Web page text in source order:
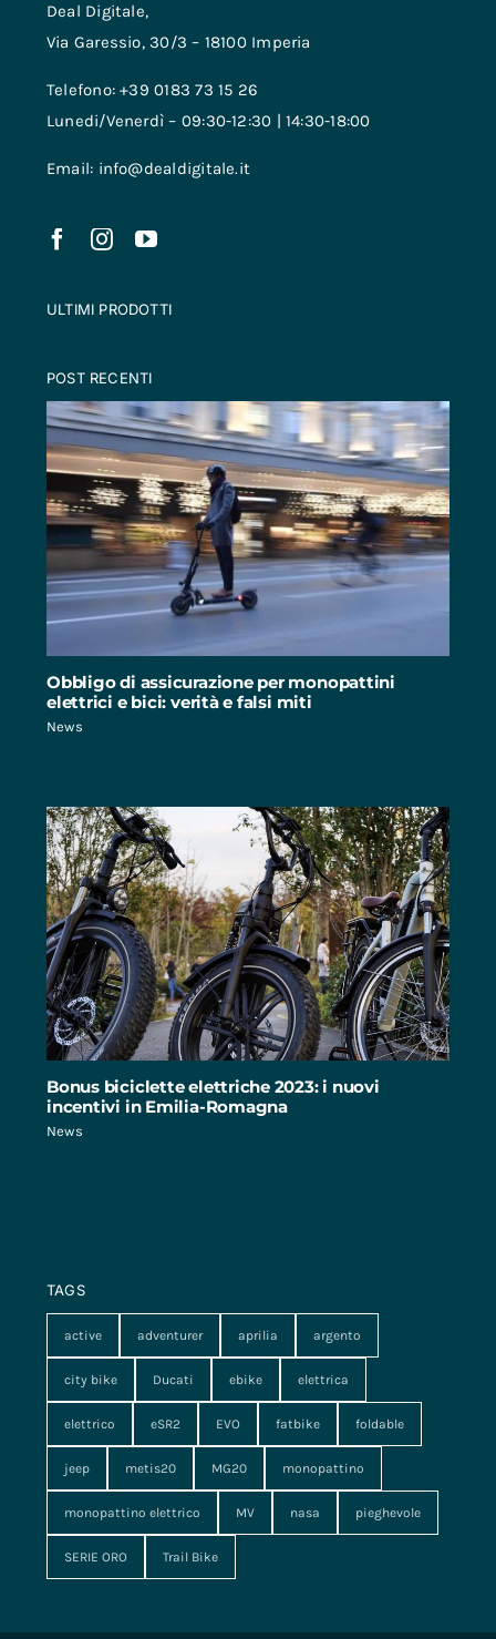
Deal Digitale,
Via Garessio, 30/3 – 18100 Imperia
Telefono: +39 0183 73 15 26
Lunedi/Venerdì – 09:30-12:30 | 14:30-18:00
Email: info@dealdigitale.it
ULTIMI PRODOTTI
POST RECENTI
Obbligo di assicurazione per monopattini
elettrici e bici: verità e falsi miti
News
Bonus biciclette elettriche 2023: i nuovi
incentivi in Emilia-Romagna
News
TAGS
active adventurer aprilia argento
city bike Ducati ebike elettrica
elettrico eSR2 EVO fatbike foldable
jeep metis20 MG20 monopattino
monopattino elettrico MV nasa pieghevole
SERIE ORO Trail Bike